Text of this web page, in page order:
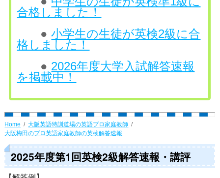
合格しました！
●小学生の生徒が英検2級に合
格しました！
● 2026年度大学入試解答速報
を掲載中！
Home
大阪英語特訓道場の英語プロ家庭教師
大阪梅田のプロ英語家庭教師の英検解答速報
2025年度第1回英検2級解答速報・講評